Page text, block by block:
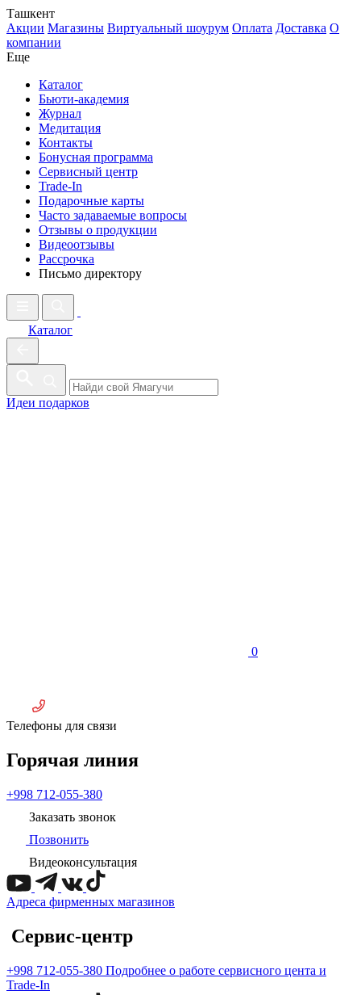
Ташкент
Акции Магазины Виртуальный шоурум Оплата Доставка О
компании
Еще
Каталог
Бьюти-академия
Журнал
Медитация
Контакты
Бонусная программа
Сервисный центр
Trade-In
Подарочные карты
Часто задаваемые вопросы
Отзывы о продукции
Видеоотзывы
Рассрочка
Письмо директору
Каталог
Идеи подарков
0
Телефоны для связи
Горячая линия
+998 712-055-380
Заказать звонок
Позвонить
Видеоконсультация
Адреса фирменных магазинов
Сервис-центр
+998 712-055-380 Подробнее о работе сервисного цента и
Trade-In